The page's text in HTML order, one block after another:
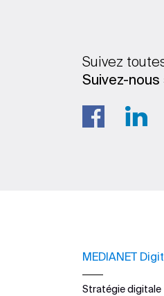
Suivez
Suivez-nous
MEDIANET
Stratégie digitale